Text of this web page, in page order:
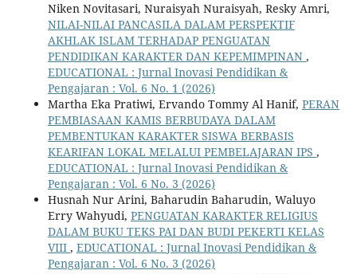
Niken Novitasari, Nuraisyah Nuraisyah, Resky Amri,
NILAI-NILAI PANCASILA DALAM PERSPEKTIF
AKHLAK ISLAM TERHADAP PENGUATAN
PENDIDIKAN KARAKTER DAN KEPEMIMPINAN ,
EDUCATIONAL : Jurnal Inovasi Pendidikan &
Pengajaran : Vol. 6 No. 1 (2026)
Martha Eka Pratiwi, Ervando Tommy Al Hanif, PERAN
PEMBIASAAN KAMIS BERBUDAYA DALAM
PEMBENTUKAN KARAKTER SISWA BERBASIS
KEARIFAN LOKAL MELALUI PEMBELAJARAN IPS ,
EDUCATIONAL : Jurnal Inovasi Pendidikan &
Pengajaran : Vol. 6 No. 3 (2026)
Husnah Nur Arini, Baharudin Baharudin, Waluyo
Erry Wahyudi, PENGUATAN KARAKTER RELIGIUS
DALAM BUKU TEKS PAI DAN BUDI PEKERTI KELAS
VIII , EDUCATIONAL : Jurnal Inovasi Pendidikan &
Pengajaran : Vol. 6 No. 3 (2026)